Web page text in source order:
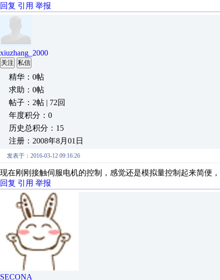
回复 引用 举报
xiuzhang_2000
关注 私信
精华：0帖
求助：0帖
帖子：2帖 | 72回
年度积分：0
历史总积分：15
注册：2008年8月01日
发表于：2016-03-12 09:16:26
现在刚刚接触伺服电机的控制，感觉还是模拟量控制起来简便
回复 引用 举报
SECONA